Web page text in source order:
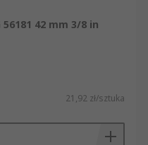
42 mm 3/8 in
21,92 zł/sztuka